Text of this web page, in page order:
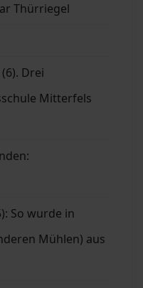
Thürriegel
Drei
Mitterfels
So wurde in
Mühlen) aus